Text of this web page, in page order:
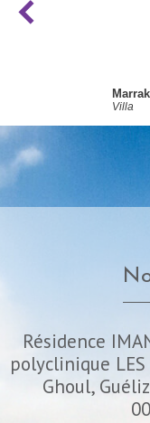
Villa
Résidence
polyclinique
Ghoul,